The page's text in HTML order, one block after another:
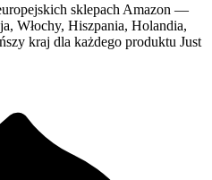
sklepach Amazon —
Włochy, Hiszpania, Holandia,
kraj dla każdego produktu Just